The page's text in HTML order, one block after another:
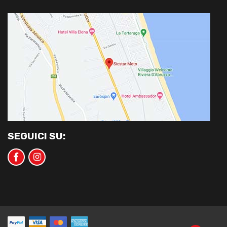
SEGUICI SU: